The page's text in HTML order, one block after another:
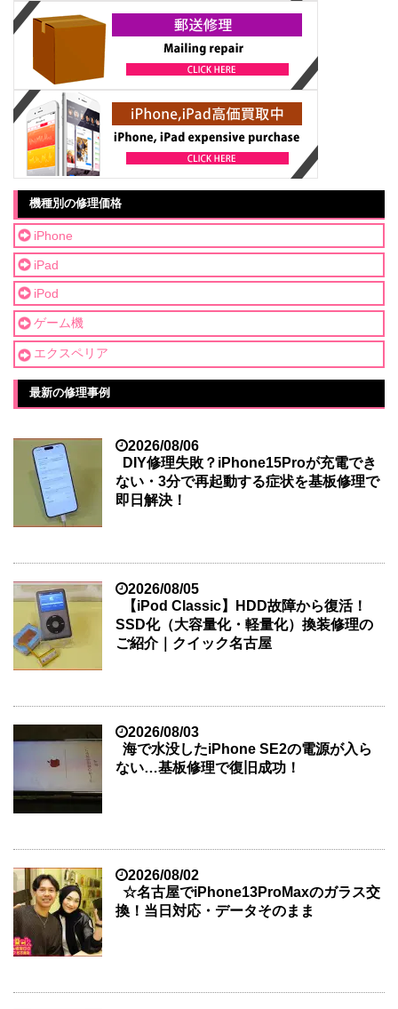
機種別の修理価格
iPhone
iPad
iPod
ゲーム機
エクスペリア
最新の修理事例
2026/08/06
DIY修理失敗？iPhone15Proが充電でき
ない・3分で再起動する症状を基板修理で
即日解決！
2026/08/05
【iPod Classic】HDD故障から復活！
SSD化（大容量化・軽量化）換装修理の
ご紹介｜クイック名古屋
2026/08/03
海で水没したiPhone SE2の電源が入ら
ない…基板修理で復旧成功！
2026/08/02
☆名古屋でiPhone13ProMaxのガラス交
換！当日対応・データそのまま